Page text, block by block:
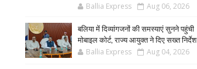
Ballia Express Aug 06, 2026
बलिया में दिव्यांगजनों की समस्याएं सुनने पहुंची
मोबाइल कोर्ट, राज्य आयुक्त ने दिए सख्त निर्देश
Ballia Express Aug 04, 2026